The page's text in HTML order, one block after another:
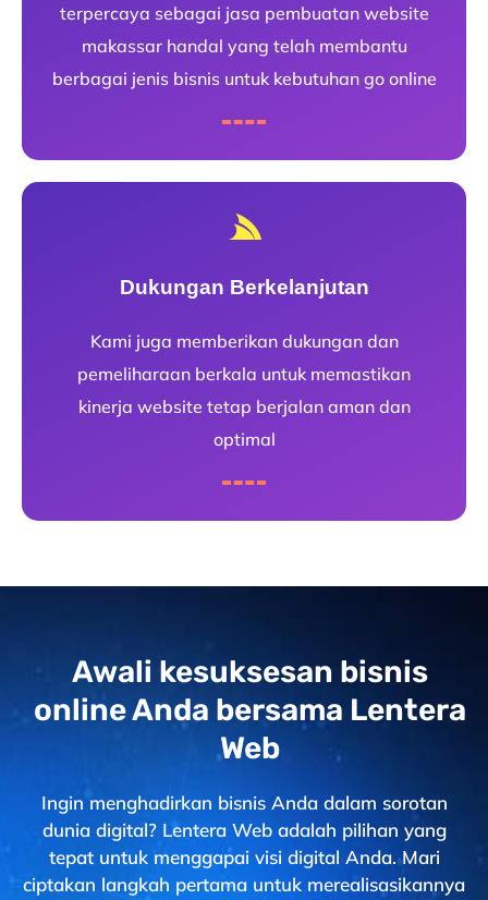
terpercaya sebagai jasa pembuatan website
makassar handal yang telah membantu
berbagai jenis bisnis untuk kebutuhan go online
Dukungan Berkelanjutan
Kami juga memberikan dukungan dan
pemeliharaan berkala untuk memastikan
kinerja website tetap berjalan aman dan
optimal
Awali kesuksesan bisnis
online Anda bersama Lentera
Web
Ingin menghadirkan bisnis Anda dalam sorotan
dunia digital? Lentera Web adalah pilihan yang
tepat untuk menggapai visi digital Anda. Mari
ciptakan langkah pertama untuk merealisasikannya